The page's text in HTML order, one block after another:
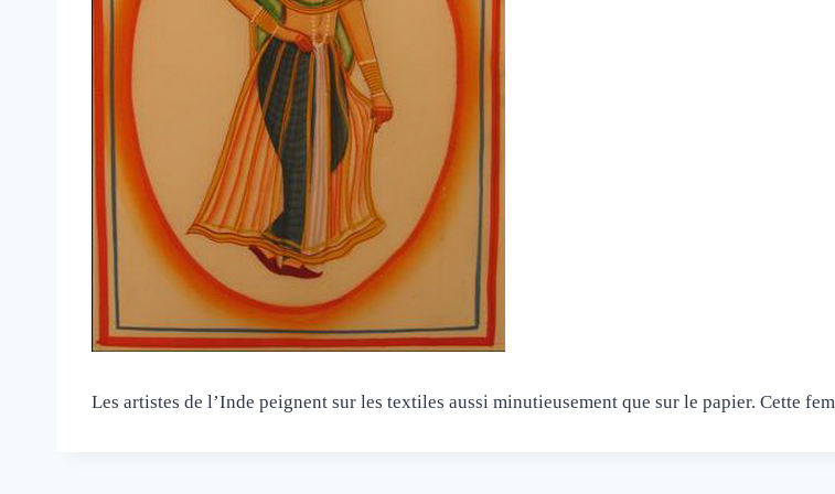
Les artistes de l’Inde peignent sur les textiles aussi minutieusement que sur le papier. Cette